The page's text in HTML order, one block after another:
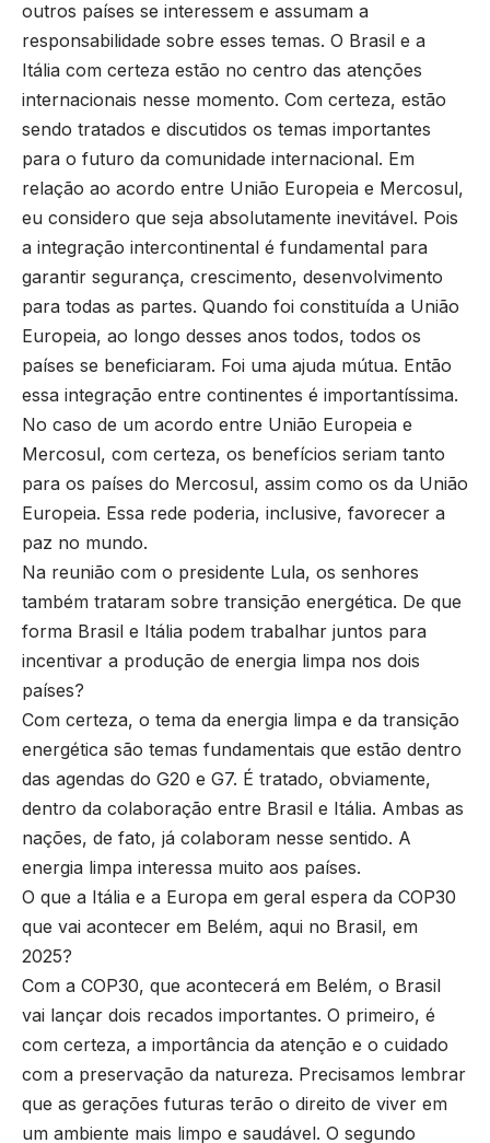
outros países se interessem e assumam a
responsabilidade sobre esses temas. O Brasil e a
Itália com certeza estão no centro das atenções
internacionais nesse momento. Com certeza, estão
sendo tratados e discutidos os temas importantes
para o futuro da comunidade internacional. Em
relação ao acordo entre União Europeia e Mercosul,
eu considero que seja absolutamente inevitável. Pois
a integração intercontinental é fundamental para
garantir segurança, crescimento, desenvolvimento
para todas as partes. Quando foi constituída a União
Europeia, ao longo desses anos todos, todos os
países se beneficiaram. Foi uma ajuda mútua. Então
essa integração entre continentes é importantíssima.
No caso de um acordo entre União Europeia e
Mercosul, com certeza, os benefícios seriam tanto
para os países do Mercosul, assim como os da União
Europeia. Essa rede poderia, inclusive, favorecer a
paz no mundo.
Na reunião com o presidente Lula, os senhores
também trataram sobre transição energética. De que
forma Brasil e Itália podem trabalhar juntos para
incentivar a produção de energia limpa nos dois
países?
Com certeza, o tema da energia limpa e da transição
energética são temas fundamentais que estão dentro
das agendas do G20 e G7. É tratado, obviamente,
dentro da colaboração entre Brasil e Itália. Ambas as
nações, de fato, já colaboram nesse sentido. A
energia limpa interessa muito aos países.
O que a Itália e a Europa em geral espera da COP30
que vai acontecer em Belém, aqui no Brasil, em
2025?
Com a COP30, que acontecerá em Belém, o Brasil
vai lançar dois recados importantes. O primeiro, é
com certeza, a importância da atenção e o cuidado
com a preservação da natureza. Precisamos lembrar
que as gerações futuras terão o direito de viver em
um ambiente mais limpo e saudável. O segundo